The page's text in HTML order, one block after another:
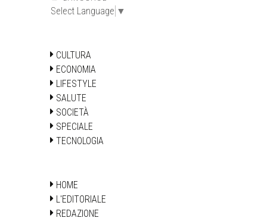
Select Language ▼
CULTURA
ECONOMIA
LIFESTYLE
SALUTE
SOCIETÀ
SPECIALE
TECNOLOGIA
HOME
L'EDITORIALE
REDAZIONE